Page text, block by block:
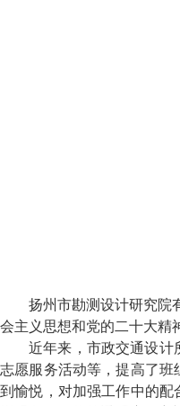
扬州市勘测设计研究院
会主义思想和党的二十大精
近年来，市政交通设计
志愿服务活动等，提高了
到愉悦，对加强工作中的